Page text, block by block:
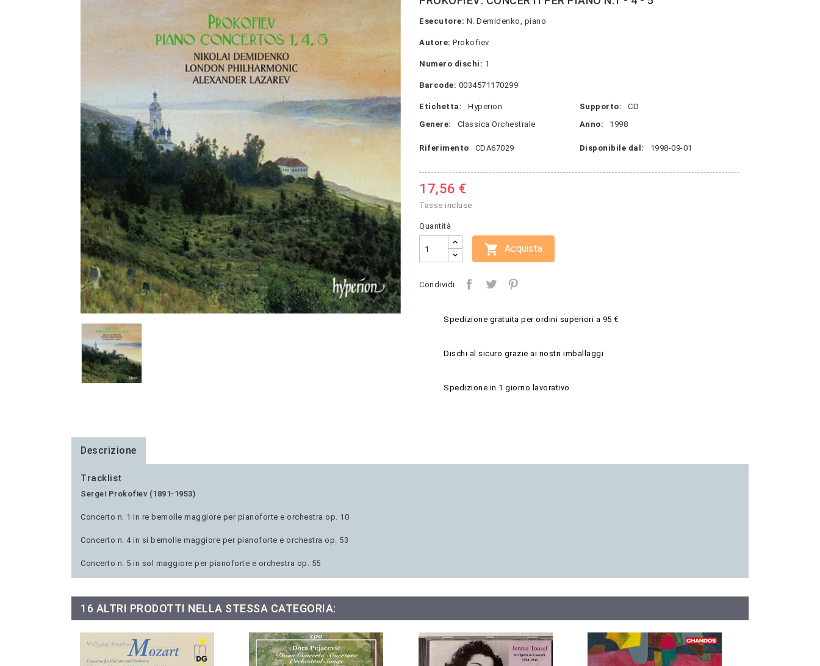
Esecutore: N. Demidenko, piano
Autore: Prokofiev
Numero dischi: 1
Barcode: 0034571170299
Etichetta: Hyperion Supporto:
CD
Genere:
Classica Orchestrale Anno: 1998
Riferimento CDA67029 Disponibile dal: 1998-09-01
17,56 €
Tasse incluse
Quantità
 Acquista
Condividi
Spedizione gratuita per ordini superiori a 95 €
Dischi al sicuro grazie ai nostri imballaggi
Spedizione in 1 giorno lavorativo
Descrizione
Tracklist
Sergei Prokofiev (1891-1953)
Concerto n. 1 in re bemolle maggiore per pianoforte e orchestra op. 10
Concerto n. 4 in si bemolle maggiore per pianoforte e orchestra op. 53
Concerto n. 5 in sol maggiore per pianoforte e orchestra op. 55
16 ALTRI PRODOTTI NELLA STESSA CATEGORIA: